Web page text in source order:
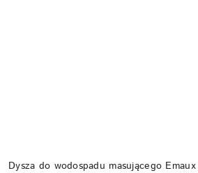
Dysza do wodospadu masującego